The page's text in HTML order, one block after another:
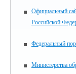
Официальный
Российской
Федеральный
Министерства